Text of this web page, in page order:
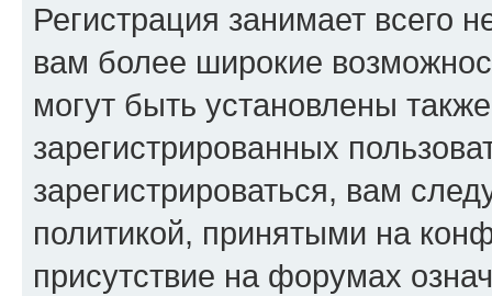
Регистрация занимает всего
вам более широкие
могут быть установлены
зарегистрированных
зарегистрироваться, вам
политикой, принятыми на
присутствие на форумах